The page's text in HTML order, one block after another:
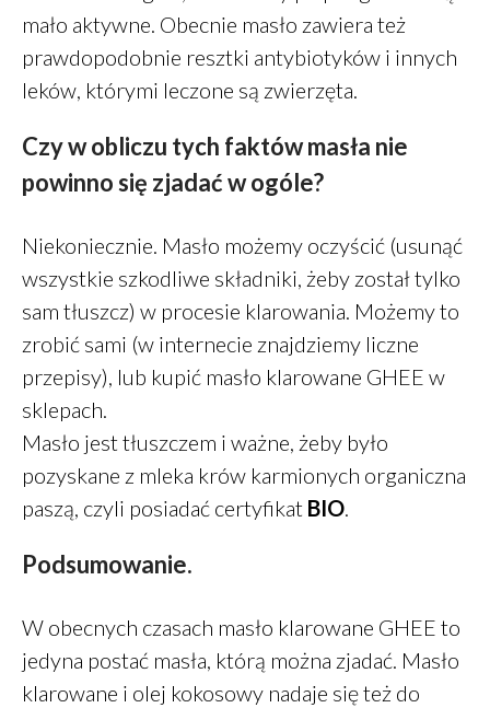
mało aktywne. Obecnie masło zawiera też
prawdopodobnie resztki antybiotyków i innych
leków, którymi leczone są zwierzęta.
Czy w obliczu tych faktów masła nie
powinno się zjadać w ogóle?
Niekoniecznie. Masło możemy oczyścić (usunąć
wszystkie szkodliwe składniki, żeby został tylko
sam tłuszcz) w procesie klarowania. Możemy to
zrobić sami (w internecie znajdziemy liczne
przepisy), lub kupić masło klarowane GHEE w
sklepach.
Masło jest tłuszczem i ważne, żeby było
pozyskane z mleka krów karmionych organiczna
paszą, czyli posiadać certyfikat BIO.
Podsumowanie.
W obecnych czasach masło klarowane GHEE to
jedyna postać masła, którą można zjadać. Masło
klarowane i olej kokosowy nadaje się też do